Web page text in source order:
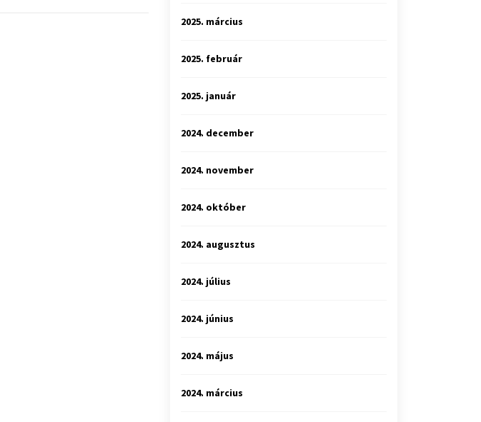
2025. március
2025. február
2025. január
2024. december
2024. november
2024. október
2024. augusztus
2024. július
2024. június
2024. május
2024. március